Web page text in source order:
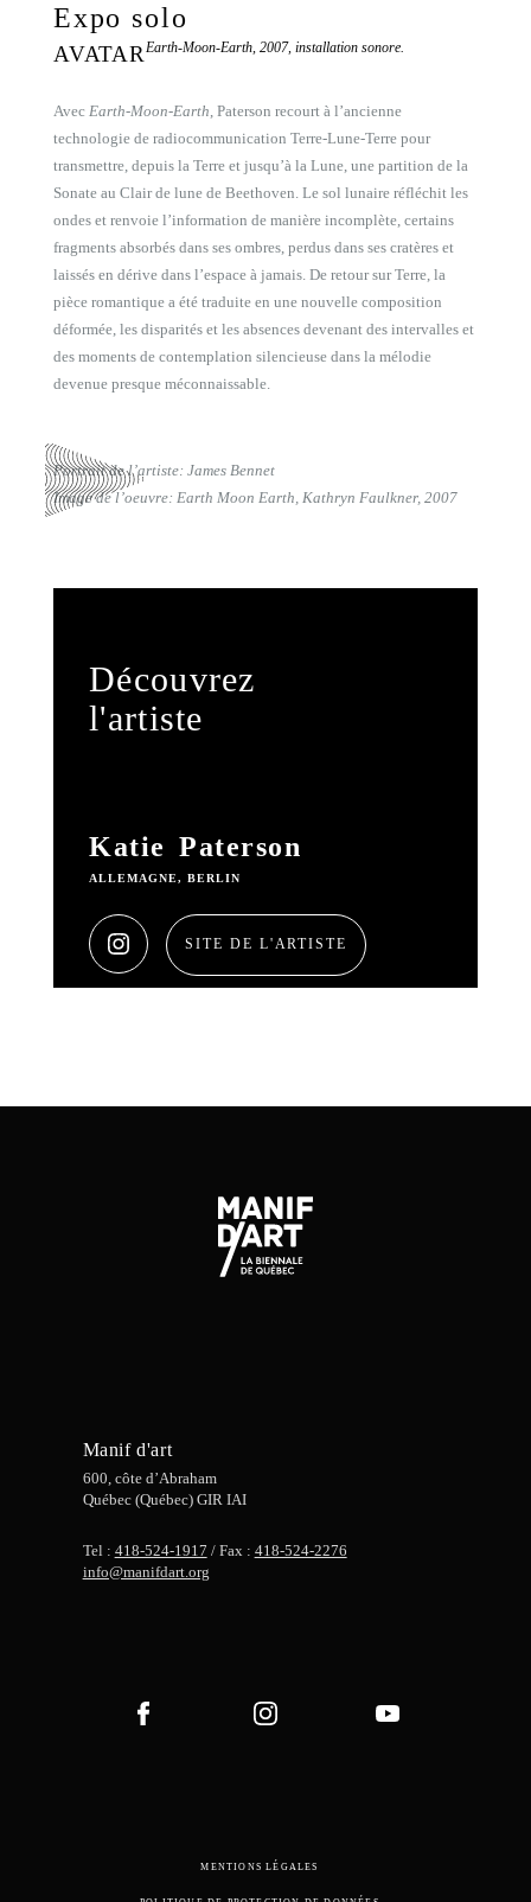
Expo solo
AVATAR Earth-Moon-Earth, 2007, installation sonore.
Avec Earth-Moon-Earth, Paterson recourt à l’ancienne
technologie de radiocommunication Terre-Lune-Terre pour
transmettre, depuis la Terre et jusqu’à la Lune, une partition de la
Sonate au Clair de lune de Beethoven. Le sol lunaire réfléchit les
ondes et renvoie l’information de manière incomplète, certains
fragments absorbés dans ses ombres, perdus dans ses cratères et
laissés en dérive dans l’espace à jamais. De retour sur Terre, la
pièce romantique a été traduite en une nouvelle composition
déformée, les disparités et les absences devenant des intervalles et
des moments de contemplation silencieuse dans la mélodie
devenue presque méconnaissable.
Portrait de l’artiste: James Bennet
Image de l’oeuvre: Earth Moon Earth, Kathryn Faulkner, 2007
Découvrez
l'artiste
Katie Paterson
ALLEMAGNE, BERLIN
SITE DE L'ARTISTE
Manif d'art
600, côte d’Abraham
Québec (Québec) GIR IAI
Tel : 418-524-1917 / Fax : 418-524-2276
info@manifdart.org
MENTIONS LÉGALES